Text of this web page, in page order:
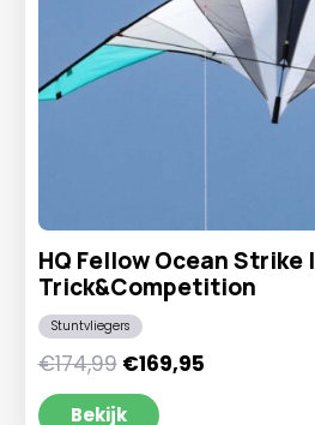
HQ Fellow Ocean Strike |
Trick&Competition
Stuntvliegers
€174,99 Oorspronkelijke
prijs
was:
€169,95Huidige
Bekijk